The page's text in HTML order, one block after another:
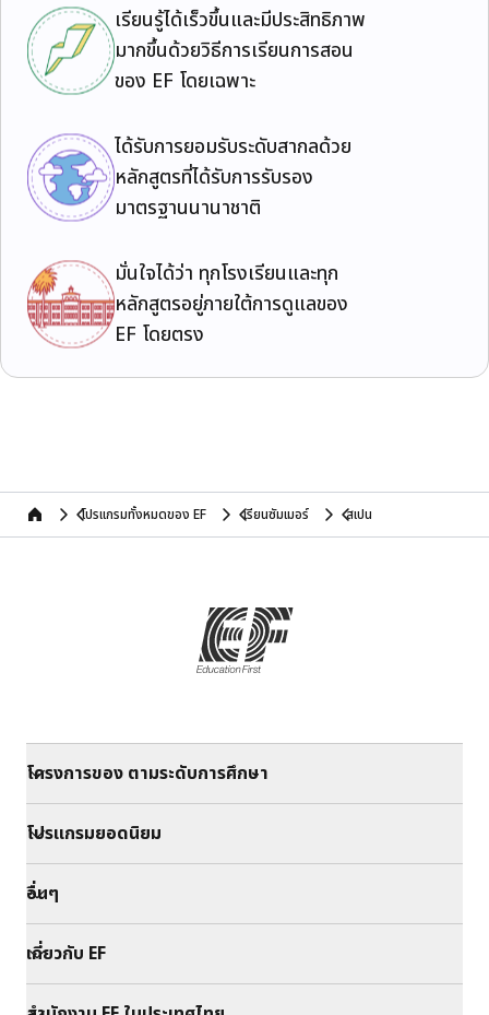
เรียนรู้ได้เร็วขึ้นและมีประสิทธิภาพ
มากขึ้นด้วยวิธีการเรียนการสอน
ของ EF โดยเฉพาะ
ได้รับการยอมรับระดับสากลด้วย
หลักสูตรที่ได้รับการรับรอง
มาตรฐานนานาชาติ
มั่นใจได้ว่า ทุกโรงเรียนและทุก
หลักสูตรอยู่ภายใต้การดูแลของ
EF โดยตรง
home โปรแกรมทั้งหมดของ EF เรียนซัมเมอร์ สเปน
โครงการของ ตามระดับการศึกษา
โปรแกรมยอดนิยม
อื่นๆ
เกี่ยวกับ EF